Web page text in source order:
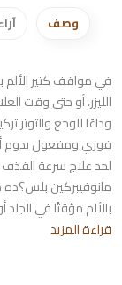
وصف
في مواقف كتير الألم
الليزر، أو حتى وقت
وداعًا للوجع
فوري ومفعول يدوم
لحد علاج سرعة
مانوفيبركين بلس؟ده
بالألم مؤقتًا في
قراءة المزيد